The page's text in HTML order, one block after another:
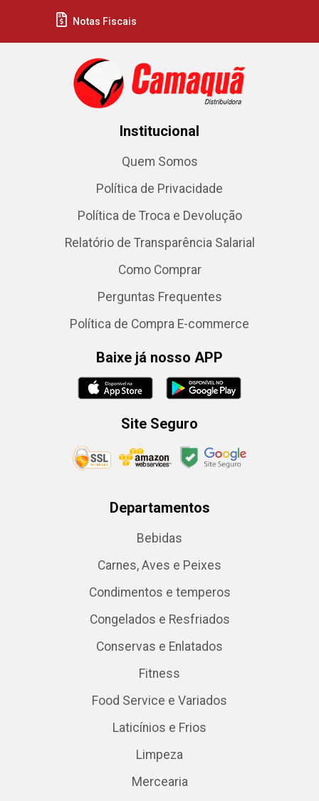
Notas Fiscais
Institucional
Quem Somos
Política de Privacidade
Política de Troca e Devolução
Relatório de Transparência Salarial
Como Comprar
Perguntas Frequentes
Política de Compra E-commerce
Baixe já nosso APP
Site Seguro
Departamentos
Bebidas
Carnes, Aves e Peixes
Condimentos e temperos
Congelados e Resfriados
Conservas e Enlatados
Fitness
Food Service e Variados
Laticínios e Frios
Limpeza
Mercearia